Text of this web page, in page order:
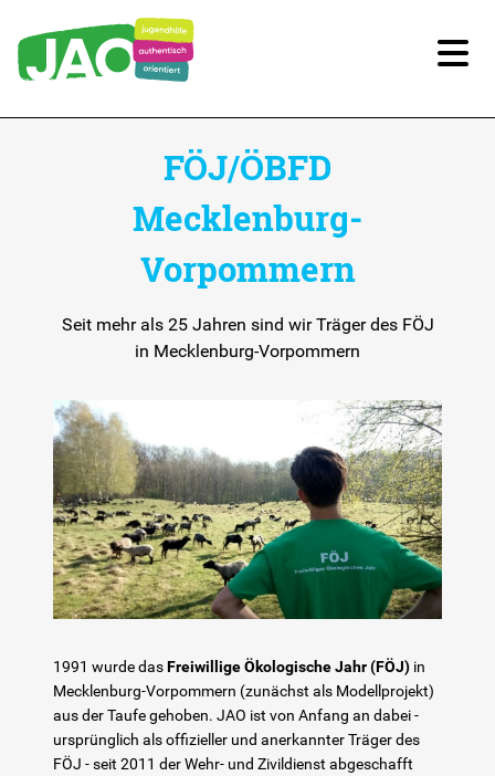
Für Kinder/Jugendliche
Freiwilligendienste
FÖJ/ÖBFD Mecklenburg-Vorpommern
FÖJ Berlin
Berufliche Orientierung
In Schule
Lerntherapie
FÖJ/ÖBFD
Mecklenburg-
Vorpommern
Seit mehr als 25 Jahren sind wir Träger des FÖJ
in Mecklenburg-Vorpommern
1991 wurde dasFreiwillige Ökologische Jahr (FÖJ) in
Mecklenburg-Vorpommern (zunächst als Modellprojekt)
aus der Taufe gehoben. JAO ist von Anfang an dabei -
ursprünglich als offizieller und anerkannter Träger des
FÖJ - seit 2011 der Wehr- und Zivildienst abgeschafft